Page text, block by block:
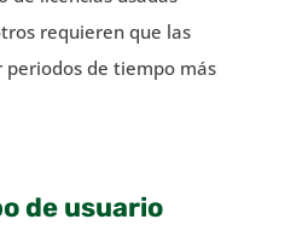
requieren que las
periodos de tiempo más
de usuario